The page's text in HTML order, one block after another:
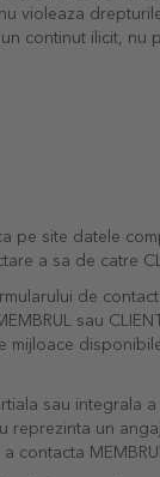
violeaza
continut ilicit, nu
pe site datele
a sa de catre
de
sau
mijloace
sau integrala
reprezinta un
contacta